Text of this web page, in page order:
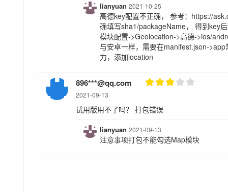
lianyuan2021-10-25
高德key配置不正确， 参考：https://
确填写sha1/packageName， 得到key
模块配置->Geolocation->高德->ios/
与安卓一样，需要在manifest.json-
力，添加location
896***@qq.com
2021-09-13
试用版用不了吗？ 打包错误
lianyuan2021-09-13
注意事项打包不能勾选Map模块